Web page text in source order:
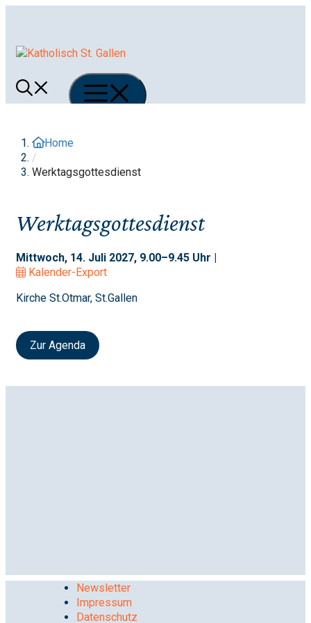
Menü
Home
/
Werktagsgottesdienst
Werktagsgottesdienst
Mittwoch, 14. Juli 2027, 9.00–9.45 Uhr |
Kalender-Export
Kirche St.Otmar, St.Gallen
Zur Agenda
Newsletter
Impressum
Datenschutz